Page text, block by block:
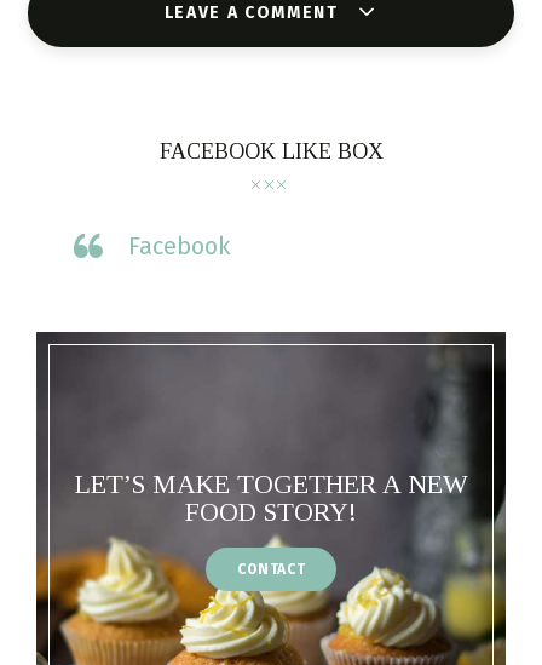
LEAVE A COMMENT
FACEBOOK LIKE BOX
Facebook
LET’S MAKE TOGETHER A NEW
FOOD STORY!
CONTACT